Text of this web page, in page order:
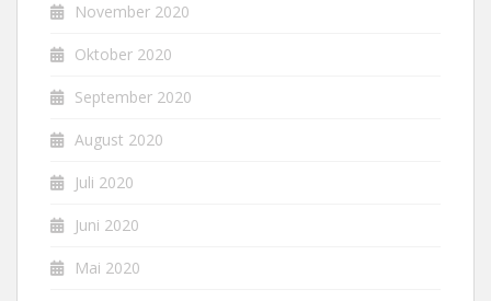
November 2020
Oktober 2020
September 2020
August 2020
Juli 2020
Juni 2020
Mai 2020